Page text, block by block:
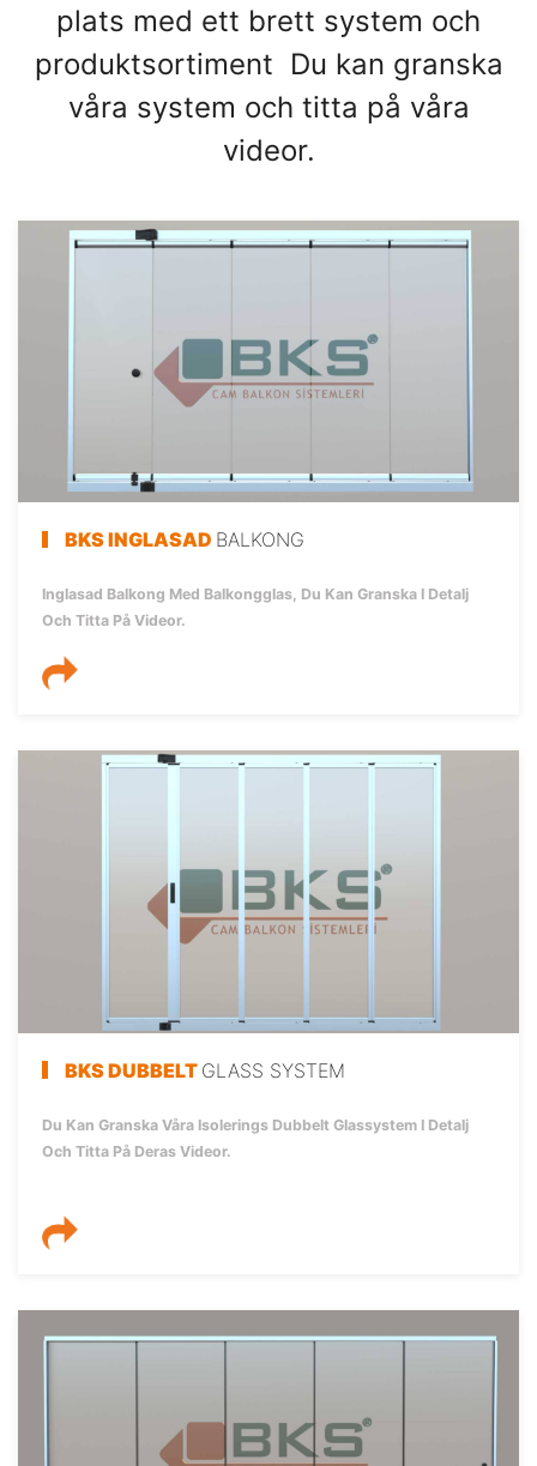
plats med ett brett system och
produktsortiment Du kan granska
våra system och titta på våra
videor.
BKS INGLASAD BALKONG
Inglasad Balkong Med Balkongglas, Du Kan Granska I Detalj
Och Titta På Videor.
BKS DUBBELT GLASS SYSTEM
Du Kan Granska Våra Isolerings Dubbelt Glassystem I Detalj
Och Titta På Deras Videor.